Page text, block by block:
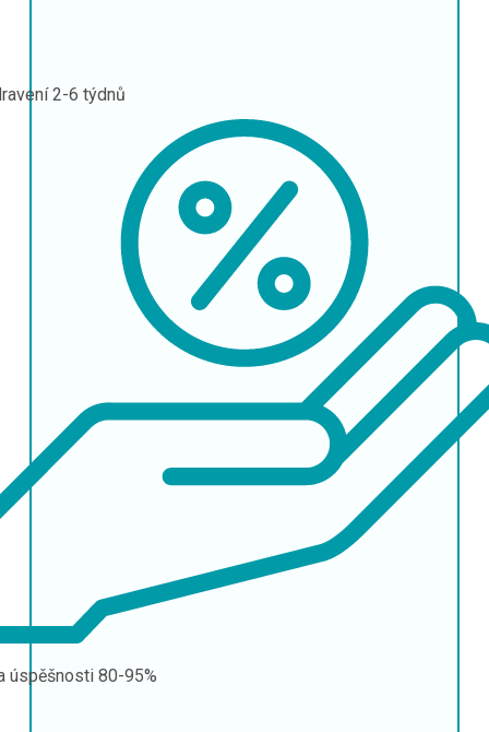
2-6 týdnů
úspěšnosti 80-95%